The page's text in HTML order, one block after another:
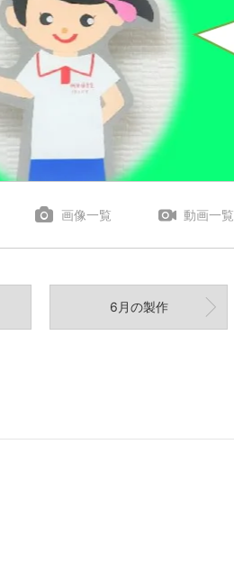
画像一覧 動画一覧
6月の製作